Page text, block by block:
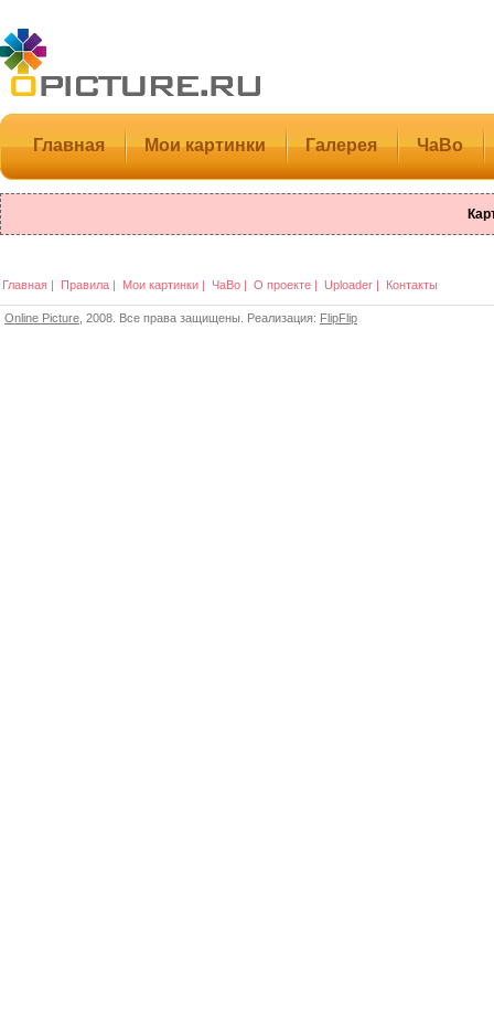
Главная Мои картинки Галерея ЧаВо
Главная | Правила | Мои картинки | ЧаВо | О проекте | Uploader | Контакты
Online Picture , 2008. Все права защищены. Реализация: FlipFlip